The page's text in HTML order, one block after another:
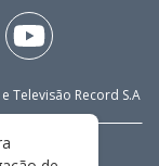
Televisão Record S.A